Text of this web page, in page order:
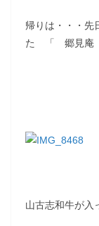
帰りは・・・先
た 「 郷見庵
山古志和牛が入